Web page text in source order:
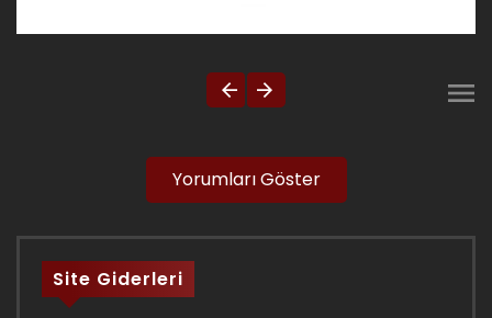
Yorumları Göster
Site Giderleri